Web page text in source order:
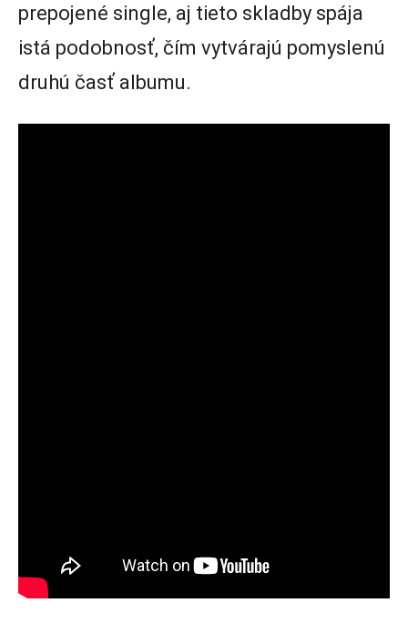
prepojené single, aj tieto skladby spája
istá podobnosť, čím vytvárajú pomyslenú
druhú časť albumu.